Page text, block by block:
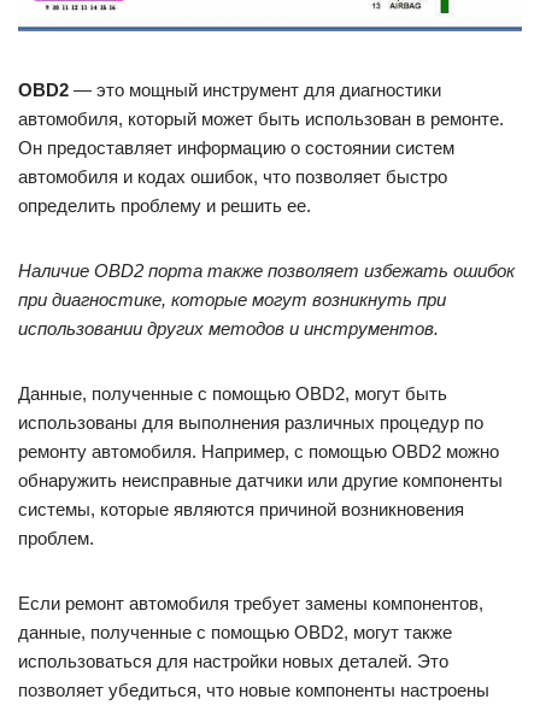
OBD2 — это мощный инструмент для диагностики
автомобиля, который может быть использован в ремонте.
Он предоставляет информацию о состоянии систем
автомобиля и кодах ошибок, что позволяет быстро
определить проблему и решить ее.
Наличие OBD2 порта также позволяет избежать ошибок
при диагностике, которые могут возникнуть при
использовании других методов и инструментов.
Данные, полученные с помощью OBD2, могут быть
использованы для выполнения различных процедур по
ремонту автомобиля. Например, с помощью OBD2 можно
обнаружить неисправные датчики или другие компоненты
системы, которые являются причиной возникновения
проблем.
Если ремонт автомобиля требует замены компонентов,
данные, полученные с помощью OBD2, могут также
использоваться для настройки новых деталей. Это
позволяет убедиться, что новые компоненты настроены